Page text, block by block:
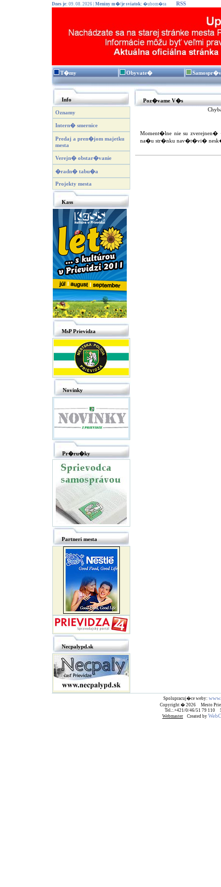
Dnes je: 09. 08. 2026 | Meniny m�/je sviatok: �ubom�ra RSS
T�my Obyvate�
Info
Oznamy
Intern� smernice
Predaj a pren�jom majetku
mesta
Verejn� obstar�vanie
�radn� tabu�a
Projekty mesta
Kass
MsP Prievidza
Novinky
Pr�ru�ky
Partneri mesta
Necpalypd.sk
Poz�vame V�s
Moment�lne nie su
na�u str�nku nav�t�vi�
Spolupracuj�ce weby:
Copyright � 2026 Mesto
Tel.:.+421/0/46/51 79 110
Webmaster Created by